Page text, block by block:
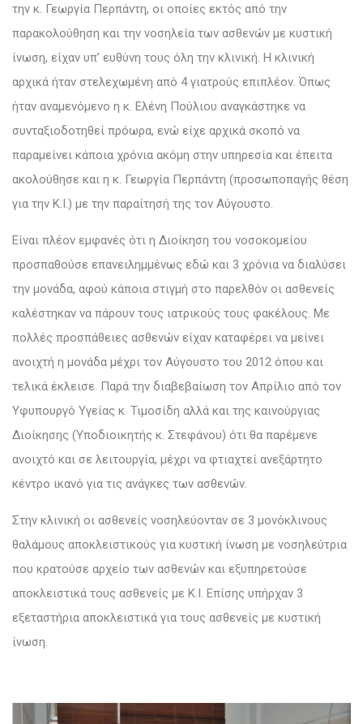
την κ. Γεωργία Περπάντη, οι οποίες εκτός από την
παρακολούθηση και την νοσηλεία των ασθενών με κυστική
ίνωση, είχαν υπ’ ευθύνη τους όλη την κλινική. Η κλινική
αρχικά ήταν στελεχωμένη από 4 γιατρούς επιπλέον. Όπως
ήταν αναμενόμενο η κ. Ελένη Πούλιου αναγκάστηκε να
συνταξιοδοτηθεί πρόωρα, ενώ είχε αρχικά σκοπό να
παραμείνει κάποια χρόνια ακόμη στην υπηρεσία και έπειτα
ακολούθησε και η κ. Γεωργία Περπάντη (προσωποπαγής θέση
για την Κ.Ι.) με την παραίτησή της τον Αύγουστο.
Είναι πλέον εμφανές ότι η Διοίκηση του νοσοκομείου
προσπαθούσε επανειλημμένως εδώ και 3 χρόνια να διαλύσει
την μονάδα, αφού κάποια στιγμή στο παρελθόν οι ασθενείς
καλέστηκαν να πάρουν τους ιατρικούς τους φακέλους. Με
πολλές προσπάθειες ασθενών είχαν καταφέρει να μείνει
ανοιχτή η μονάδα μέχρι τον Αύγουστο του 2012 όπου και
τελικά έκλεισε. Παρά την διαβεβαίωση τον Απρίλιο από τον
Υφυπουργό Υγείας κ. Τιμοσίδη αλλά και της καινούργιας
Διοίκησης (Υποδιοικητής κ. Στεφάνου) ότι θα παρέμενε
ανοιχτό και σε λειτουργία, μέχρι να φτιαχτεί ανεξάρτητο
κέντρο ικανό για τις ανάγκες των ασθενών.
Στην κλινική οι ασθενείς νοσηλεύονταν σε 3 μονόκλινους
θαλάμους αποκλειστικούς για κυστική ίνωση με νοσηλεύτρια
που κρατούσε αρχείο των ασθενών και εξυπηρετούσε
αποκλειστικά τους ασθενείς με Κ.Ι. Επίσης υπήρχαν 3
εξεταστήρια αποκλειστικά για τους ασθενείς με κυστική
ίνωση.